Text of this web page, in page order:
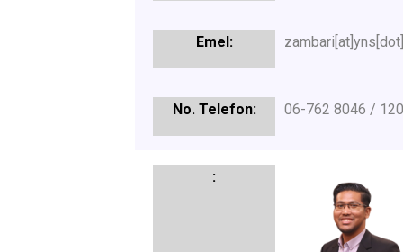
06-762 8046 / 120